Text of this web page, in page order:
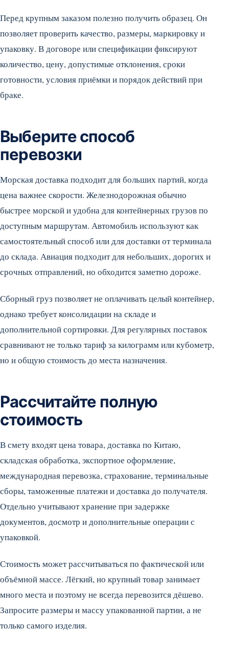
Перед крупным заказом полезно получить образец. Он
позволяет проверить качество, размеры, маркировку и
упаковку. В договоре или спецификации фиксируют
количество, цену, допустимые отклонения, сроки
готовности, условия приёмки и порядок действий при
браке.
Выберите способ
перевозки
Морская доставка подходит для больших партий, когда
цена важнее скорости. Железнодорожная обычно
быстрее морской и удобна для контейнерных грузов по
доступным маршрутам. Автомобиль используют как
самостоятельный способ или для доставки от терминала
до склада. Авиация подходит для небольших, дорогих и
срочных отправлений, но обходится заметно дороже.
Сборный груз позволяет не оплачивать целый контейнер,
однако требует консолидации на складе и
дополнительной сортировки. Для регулярных поставок
сравнивают не только тариф за килограмм или кубометр,
но и общую стоимость до места назначения.
Рассчитайте полную
стоимость
В смету входят цена товара, доставка по Китаю,
складская обработка, экспортное оформление,
международная перевозка, страхование, терминальные
сборы, таможенные платежи и доставка до получателя.
Отдельно учитывают хранение при задержке
документов, досмотр и дополнительные операции с
упаковкой.
Стоимость может рассчитываться по фактической или
объёмной массе. Лёгкий, но крупный товар занимает
много места и поэтому не всегда перевозится дёшево.
Запросите размеры и массу упакованной партии, а не
только самого изделия.